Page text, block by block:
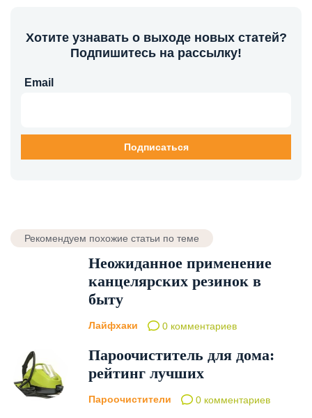
Хотите узнавать о выходе новых статей?
Подпишитесь на рассылку!
Email
Рекомендуем похожие статьи по теме
Неожиданное применение
канцелярских резинок в
быту
Лайфхаки 0 комментариев
Пароочиститель для дома:
рейтинг лучших
Пароочистители 0 комментариев